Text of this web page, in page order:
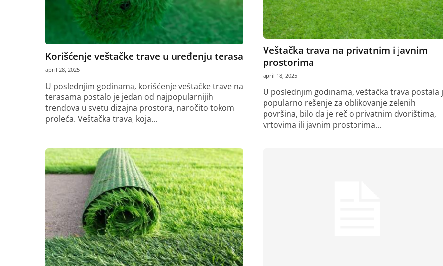
Korišćenje veštačke trave u uređenju terasa
april 28, 2025
U poslednjim godinama, korišćenje veštačke trave na
terasama postalo je jedan od najpopularnijih
trendova u svetu dizajna prostora, naročito tokom
proleća. Veštačka trava, koja...
Veštačka trava na privatnim i javnim
prostorima
april 18, 2025
U poslednjim godinama, veštačka trava postala
popularno rešenje za oblikovanje zelenih
površina, bilo da je reč o privatnim dvorištima,
vrtovima ili javnim prostorima...